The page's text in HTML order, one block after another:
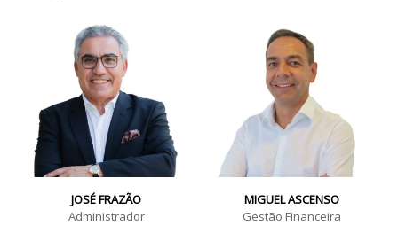
JOSÉ FRAZÃO
Administrador
MIGUEL ASCENSO
Gestão Financeira